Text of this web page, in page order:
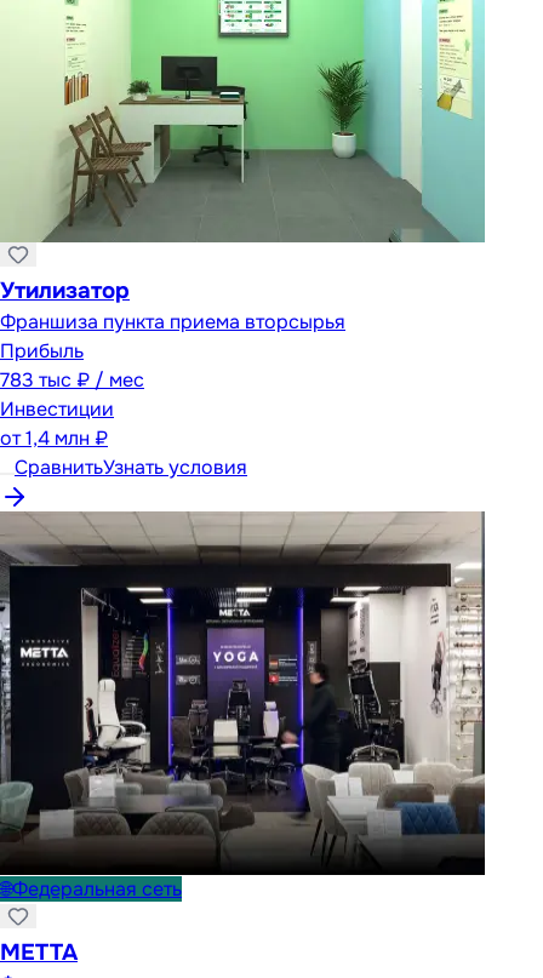
Утилизатор
Франшиза пункта приема вторсырья
Прибыль
783 тыс ₽ / мес
Инвестиции
от1,4 млн ₽
СравнитьУзнать условия
🌐Федеральная сеть
METTA